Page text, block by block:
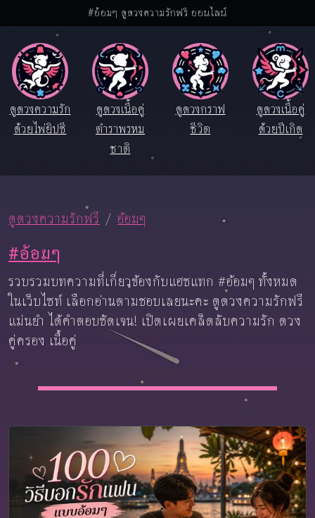
#อ้อมๆ ดูดวงความรักฟรี ออนไลน์
ดูดวงความรัก
ด้วยไพ่ยิปซี
ดูดวงเนื้อคู่
ตำราพรหม
ชาติ
ดูดวงกราฟ
ชีวิต
ดูดวงเนื้อคู่
ด้วยปีเกิด
ดูดวงความรักฟรี อ้อมๆ
#อ้อมๆ
รวบรวมบทความที่เกี่ยวข้องกับแฮชแทก #อ้อมๆ ทั้งหมด
ในเว็บไซท์ เลือกอ่านตามชอบเลยนะคะ ดูดวงความรักฟรี
แม่นยำ ได้คำตอบชัดเจน! เปิดเผยเคล็ดลับความรัก ดวง
คู่ครอง เนื้อคู่